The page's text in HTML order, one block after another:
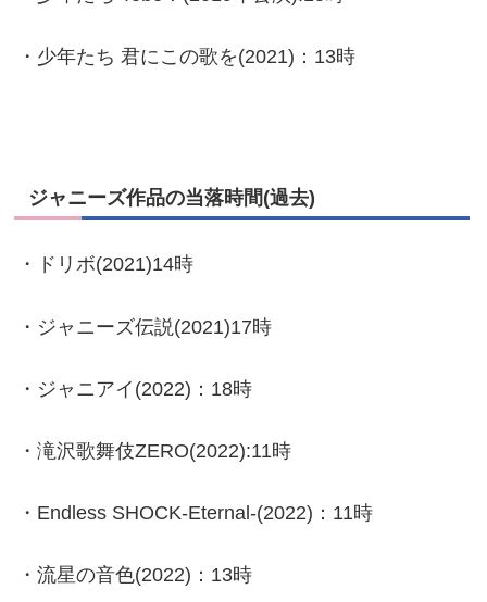
・少年たち 君にこの歌を(2021)：13時
ジャニーズ作品の当落時間(過去)
・ドリボ(2021)14時
・ジャニーズ伝説(2021)17時
・ジャニアイ(2022)：18時
・滝沢歌舞伎ZERO(2022):11時
・Endless SHOCK-Eternal-(2022)：11時
・流星の音色(2022)：13時